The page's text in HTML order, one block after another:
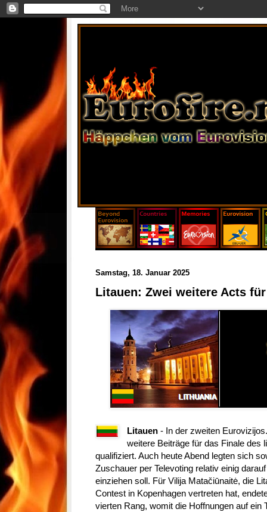
Samstag, 18. Januar 2025
Litauen: Zwei weitere Acts
Litauen- In der zweiten
weitere Beiträge für das Finale des
qualifiziert. Auch heute Abend legten sich
Zuschauer per Televoting relativ einig
einziehen soll. Für Vilija Matačiūnaitė, die
Contest in Kopenhagen vertreten hat,
vierten Rang, womit die Hoffnungen auf ein